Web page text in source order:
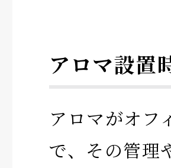
アロマ設置
アロマがオフ
で、その管理